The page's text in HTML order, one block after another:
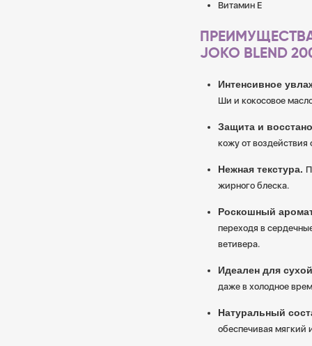
Витамин Е
JOKO BLEND
Интенсивное
Ши и кокосовое
Защита и
кожу от
Нежная текстура.
жирного блеска.
Роскошный
переходя в
ветивера.
Идеален для
даже в холодное
Натуральный
обеспечивая мягкий